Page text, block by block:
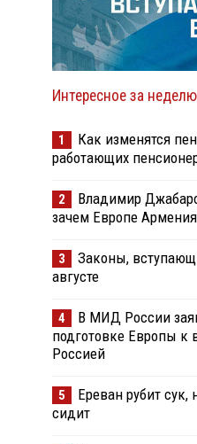
Интересное за неделю
1
Как изменятся
работающих
2
Владимир
зачем Европе Армения
3
Законы,
августе
4
В МИД России
подготовке Европы к
Россией
5
Ереван рубит сук,
сидит